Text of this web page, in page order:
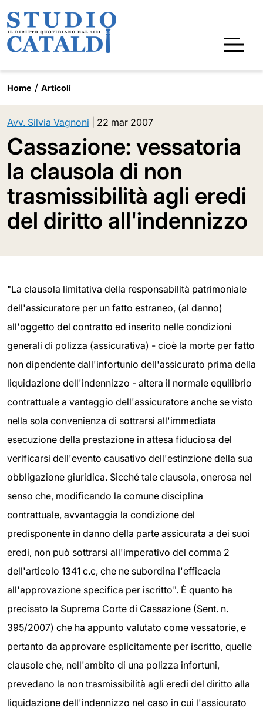
Home Articoli
Avv. Silvia Vagnoni 22 mar 2007
Cassazione: vessatoria
la clausola di non
trasmissibilità agli eredi
del diritto all'indennizzo
"La clausola limitativa della responsabilità patrimoniale
dell'assicuratore per un fatto estraneo, (al danno)
all'oggetto del contratto ed inserito nelle condizioni
generali di polizza (assicurativa) - cioè la morte per fatto
non dipendente dall'infortunio dell'assicurato prima della
liquidazione dell'indennizzo - altera il normale equilibrio
contrattuale a vantaggio dell'assicuratore anche se visto
nella sola convenienza di sottrarsi all'immediata
esecuzione della prestazione in attesa fiduciosa del
verificarsi dell'evento causativo dell'estinzione della sua
obbligazione giuridica. Sicché tale clausola, onerosa nel
senso che, modificando la comune disciplina
contrattuale, avvantaggia la condizione del
predisponente in danno della parte assicurata a dei suoi
eredi, non può sottrarsi all'imperativo del comma 2
dell'articolo 1341 c.c, che ne subordina l'efficacia
all'approvazione specifica per iscritto". È quanto ha
precisato la Suprema Corte di Cassazione (Sent. n.
395/2007) che ha appunto valutato come vessatorie, e
pertanto da approvare esplicitamente per iscritto, quelle
clausole che, nell'ambito di una polizza infortuni,
prevedano la non trasmissibilità agli eredi del diritto alla
liquidazione dell'indennizzo nel caso in cui l'assicurato